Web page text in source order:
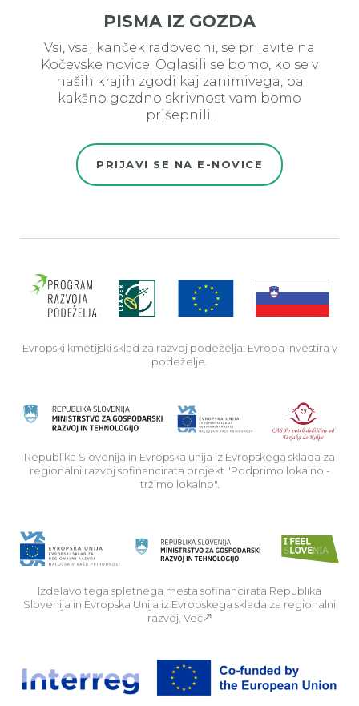
PISMA IZ GOZDA
Vsi, vsaj kanček radovedni, se prijavite na
Kočevske novice. Oglasili se bomo, ko se v
naših krajih zgodi kaj zanimivega, pa
kakšno gozdno skrivnost vam bomo
prišepnili.
PRIJAVI SE NA E-NOVICE
Evropski kmetijski sklad za razvoj podeželja: Evropa investira v
podeželje.
Republika Slovenija in Evropska unija iz Evropskega sklada za
regionalni razvoj sofinancirata projekt "Podprimo lokalno -
tržimo lokalno".
Izdelavo tega spletnega mesta sofinancirata Republika
Slovenija in Evropska Unija iz Evropskega sklada za regionalni
razvoj. Več